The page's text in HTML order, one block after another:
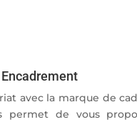
Encadrement
avec la marque de
permet de vous